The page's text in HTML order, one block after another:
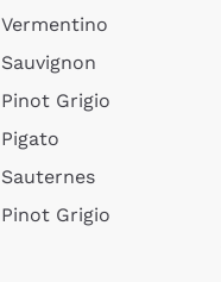
Vermentino
Sauvignon
Pinot Grigio
Pigato
Sauternes
Pinot Grigio